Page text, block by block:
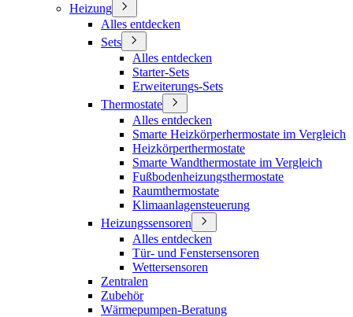
Heizung
Alles entdecken
Sets
Alles entdecken
Starter-Sets
Erweiterungs-Sets
Thermostate
Alles entdecken
Smarte Heizkörperhermostate im Vergleich
Heizkörperthermostate
Smarte Wandthermostate im Vergleich
Fußbodenheizungsthermostate
Raumthermostate
Klimaanlagensteuerung
Heizungssensoren
Alles entdecken
Tür- und Fenstersensoren
Wettersensoren
Zentralen
Zubehör
Wärmepumpen-Beratung